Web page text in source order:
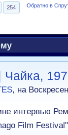
254 Обратно в
Чайка,
, на
интервью
Film